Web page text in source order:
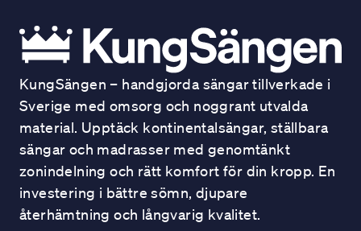
KungSängen – handgjorda sängar tillverkade i
Sverige med omsorg och noggrant utvalda
material. Upptäck kontinentalsängar, ställbara
sängar och madrasser med genomtänkt
zonindelning och rätt komfort för din kropp. En
investering i bättre sömn, djupare
återhämtning och långvarig kvalitet.